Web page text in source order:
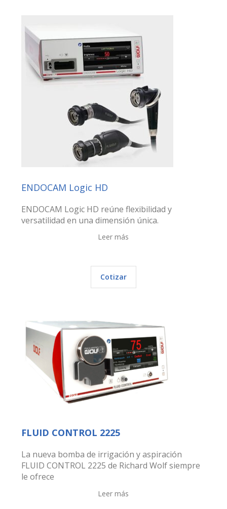
ENDOCAM Logic HD
ENDOCAM Logic HD reúne flexibilidad y
versatilidad en una dimensión única.
Leer más
Cotizar
FLUID CONTROL 2225
La nueva bomba de irrigación y aspiración
FLUID CONTROL 2225 de Richard Wolf siempre
le ofrece
Leer más